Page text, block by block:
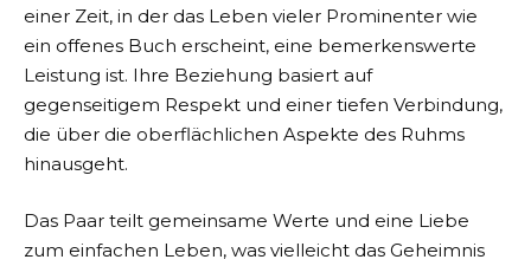
einer Zeit, in der das Leben vieler Prominenter wie
ein offenes Buch erscheint, eine bemerkenswerte
Leistung ist. Ihre Beziehung basiert auf
gegenseitigem Respekt und einer tiefen Verbindung,
die über die oberflächlichen Aspekte des Ruhms
hinausgeht.
Das Paar teilt gemeinsame Werte und eine Liebe
zum einfachen Leben, was vielleicht das Geheimnis